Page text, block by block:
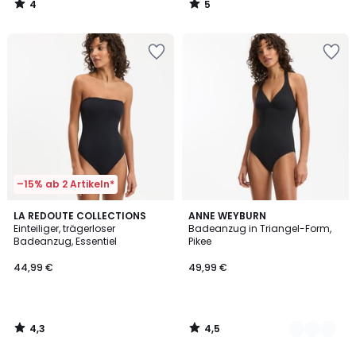
4
/
5
/
–15% ab 2 Artikeln*
LA REDOUTE COLLECTIONS
Einteiliger, trägerloser
Badeanzug, Essentiel
44,99 €
4,3
/ 5
4,3
/
ANNE WEYBURN
Badeanzug in Triangel-Form,
Pikee
49,99 €
4,5
/ 5
2
Farben
4,5
/